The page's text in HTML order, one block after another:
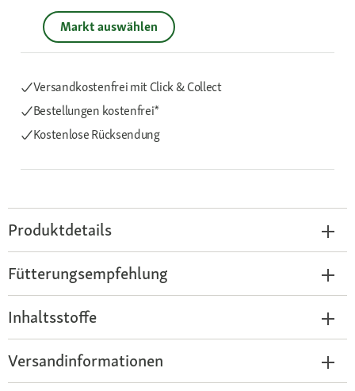
Markt auswählen
Versandkostenfrei mit Click & Collect
Bestellungen kostenfrei*
Kostenlose Rücksendung
Produktdetails
Fütterungsempfehlung
Inhaltsstoffe
Versandinformationen